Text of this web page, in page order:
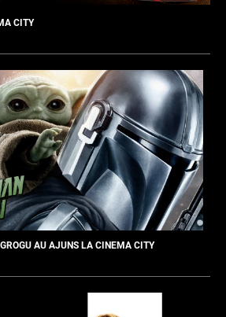
CITY
AU AJUNS LA CINEMA CITY